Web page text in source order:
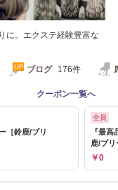
に。エクステ経験豊富な
ブログ 176件
クーポン一覧へ
［鈴鹿/ブリ
全員
『最
鹿/ブリ
￥0